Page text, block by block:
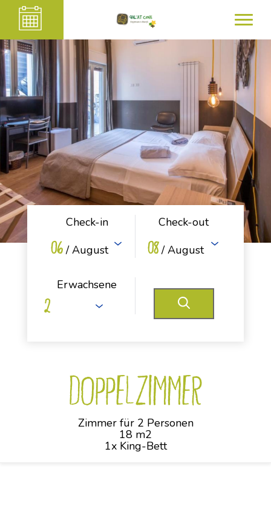
Check-in
06 / August
Check-out
08 / August
Erwachsene
Doppelzimmer
Zimmer für 2 Personen
18 m2
1x King-Bett